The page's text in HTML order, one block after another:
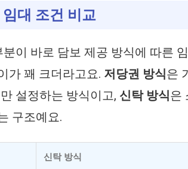
대 조건 비교
이 바로 담보 제공 방식에 따른
가 꽤 크더라고요. 저당권 방식은
설정하는 방식이고, 신탁 방식은
구조예요.
신탁 방식